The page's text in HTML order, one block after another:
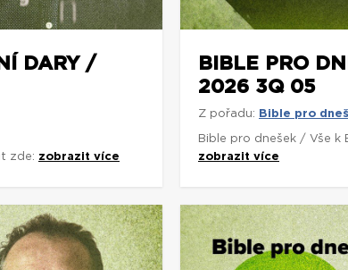
DARY /
zde: zobrazit více
BIBLE PRO
2026 3Q 05
Z pořadu: Bible pro
Bible pro dnešek / Vše
zobrazit více